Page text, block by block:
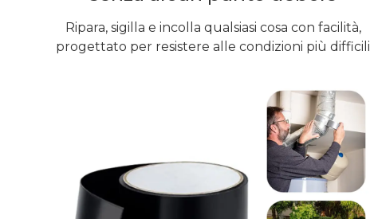
Ripara, sigilla e incolla qualsiasi cosa con facilità,
progettato per resistere alle condizioni più difficili